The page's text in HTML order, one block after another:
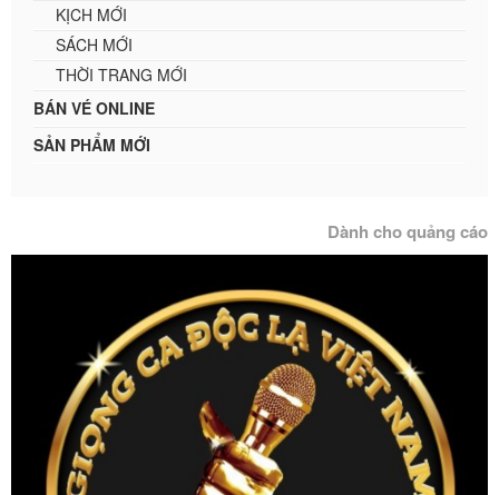
KỊCH MỚI
SÁCH MỚI
THỜI TRANG MỚI
BÁN VÉ ONLINE
SẢN PHẨM MỚI
Dành cho quảng cáo